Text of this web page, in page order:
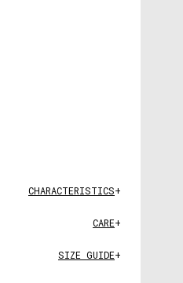
CHARACTERISTICS+
CARE+
SIZE GUIDE+